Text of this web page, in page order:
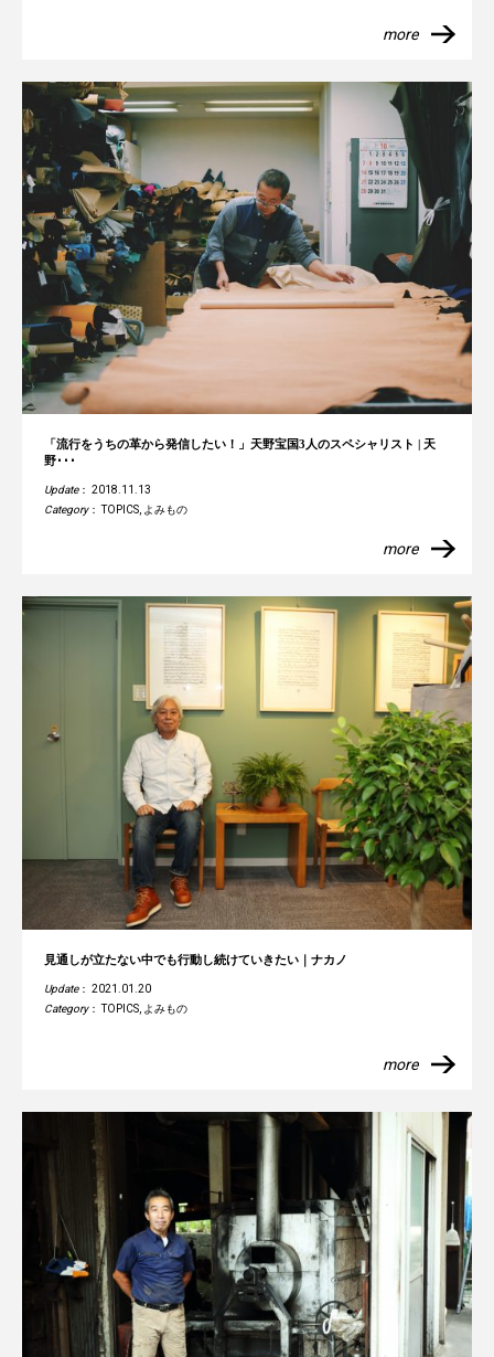
more
「流行をうちの革から発信したい！」天野宝国3人のスペシャリスト | 天
野･･･
Update： 2018.11.13
Category： TOPICS, よみもの
more
見通しが立たない中でも行動し続けていきたい｜ナカノ
Update： 2021.01.20
Category：TOPICS よみもの
more